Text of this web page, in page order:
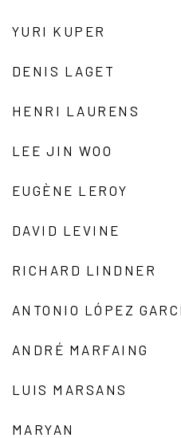
YURI KUPER
DENIS LAGET
HENRI LAURENS
LEE JIN WOO
EUGÈNE LEROY
DAVID LEVINE
RICHARD LINDNER
ANTONIO LÓPEZ
ANDRÉ MARFAING
LUIS MARSANS
MARYAN